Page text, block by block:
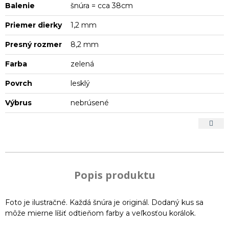
Balenie šnúra = cca 38cm
Priemer dierky 1,2 mm
Presný rozmer 8,2 mm
Farba zelená
Povrch lesklý
Výbrus nebrúsené
Popis produktu
Foto je ilustračné. Každá šnúra je originál. Dodaný kus sa
môže mierne líšiť odtieňom farby a veľkosťou korálok.